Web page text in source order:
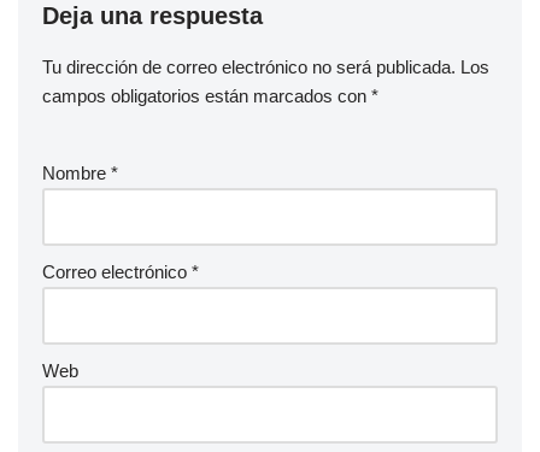
Deja una respuesta
Tu dirección de correo electrónico no será publicada. Los
campos obligatorios están marcados con *
Nombre *
Correo electrónico *
Web